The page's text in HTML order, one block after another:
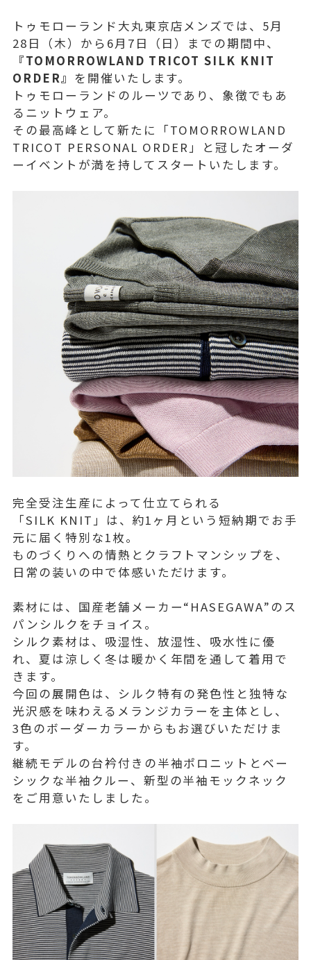
トゥモローランド大丸東京店メンズでは、5月
28日（木）から6月7日（日）までの期間中、
『TOMORROWLAND TRICOT SILK KNIT
ORDER』 を開催いたします。
トゥモローランドのルーツであり、象徴でもあ
るニットウェア。
その最高峰として新たに「TOMORROWLAND
TRICOT PERSONAL ORDER」と冠したオーダ
ーイベントが満を持してスタートいたします。
完全受注生産によって仕立てられる
「SILK KNIT」は、約1ヶ月という短納期でお手
元に届く特別な1枚。
ものづくりへの情熱とクラフトマンシップを、
日常の装いの中で体感いただけます。
素材には、国産老舗メーカー“HASEGAWA”のス
パンシルクをチョイス。
シルク素材は、吸湿性、放湿性、吸水性に優
れ、夏は涼しく冬は暖かく年間を通して着用で
きます。
今回の展開色は、シルク特有の発色性と独特な
光沢感を味わえるメランジカラーを主体とし、
3色のボーダーカラーからもお選びいただけま
す。
継続モデルの台衿付きの半袖ポロニットとベー
シックな半袖クルー、新型の半袖モックネック
をご用意いたしました。